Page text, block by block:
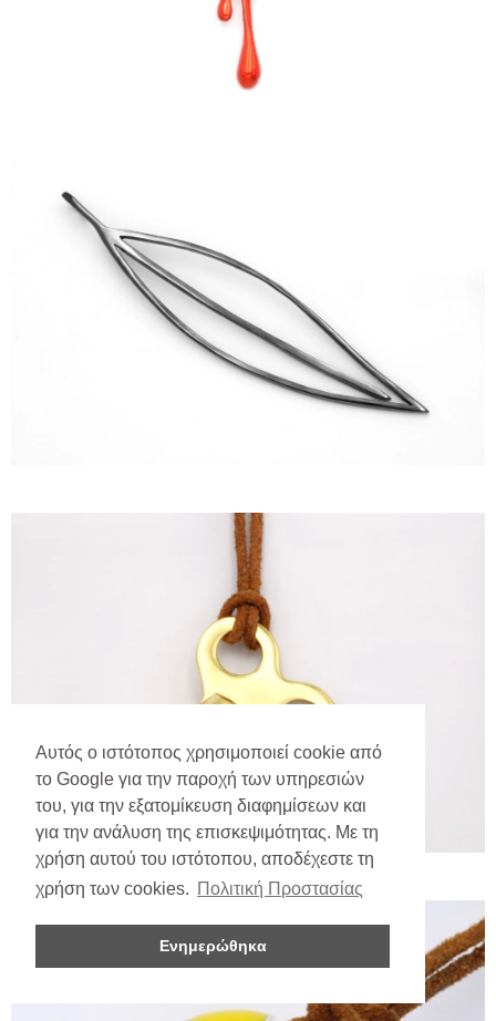
Αυτός ο ιστότοπος χρησιμοποιεί cookie από
το Google για την παροχή των υπηρεσιών
του, για την εξατομίκευση διαφημίσεων και
για την ανάλυση της επισκεψιμότητας. Με τη
χρήση αυτού του ιστότοπου, αποδέχεστε τη
χρήση των cookies. Πολιτική Προστασίας
Ενημερώθηκα